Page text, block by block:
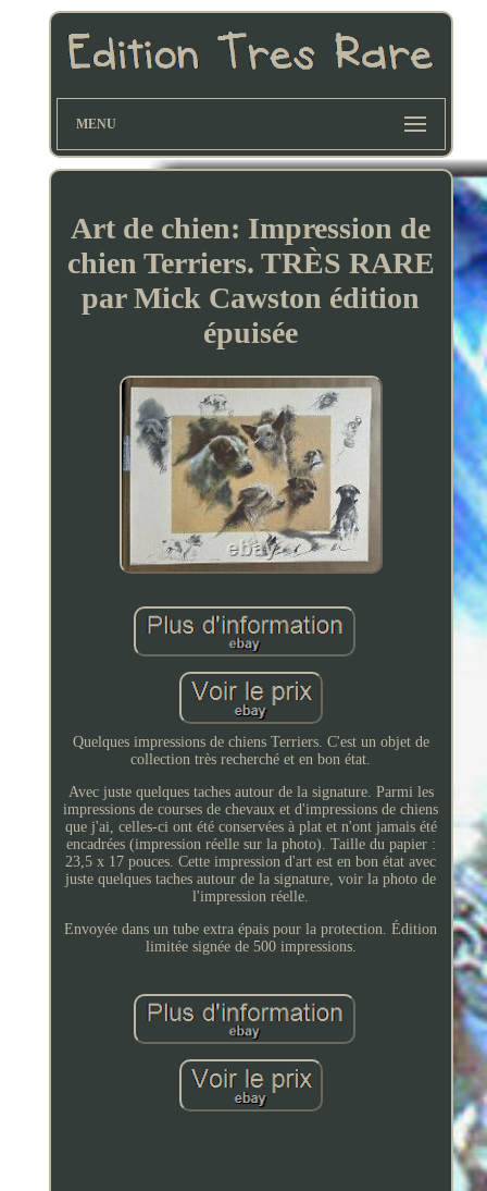
MENU
Art de chien: Impression de
chien Terriers. TRÈS RARE
par Mick Cawston édition
épuisée
Quelques impressions de chiens Terriers. C'est un objet de
collection très recherché et en bon état.
Avec juste quelques taches autour de la signature. Parmi les
impressions de courses de chevaux et d'impressions de chiens
que j'ai, celles-ci ont été conservées à plat et n'ont jamais été
encadrées (impression réelle sur la photo). Taille du papier :
23,5 x 17 pouces. Cette impression d'art est en bon état avec
juste quelques taches autour de la signature, voir la photo de
l'impression réelle.
Envoyée dans un tube extra épais pour la protection. Édition
limitée signée de 500 impressions.